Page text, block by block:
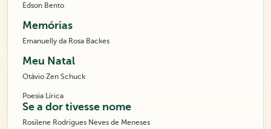
Edson Bento
Memórias
Emanuelly da Rosa Backes
Meu Natal
Otávio Zen Schuck
Poesia Lírica
Se a dor tivesse nome
Rosilene Rodrigues Neves de Meneses